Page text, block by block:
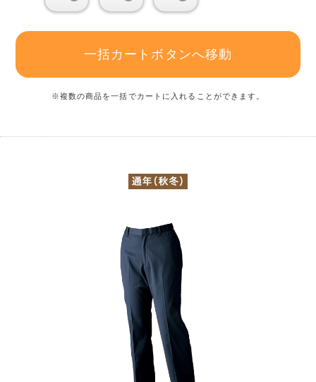
一括カートボタンへ移動
※複数の商品を一括でカートに入れることができます。